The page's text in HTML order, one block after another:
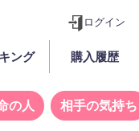
ログイン
ング 購入履歴
の人 相手の気持ち